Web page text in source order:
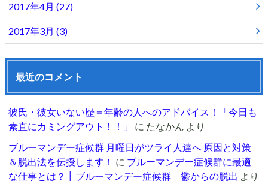
2017年4月 (27)
2017年3月 (3)
最近のコメント
彼氏・彼女いない歴＝年齢の人へのアドバイス！「今日も
素直にカミングアウト！！」
に たなかん より
ブルーマンデー症候群 月曜日がツライ人達へ 原因と対策
＆脱出法を伝授します！ に ブルーマンデー症候群に最適
な仕事とは？ │ ブルーマンデー症候群 鬱からの脱出 より